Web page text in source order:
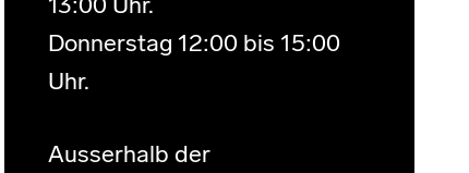
13:00 Uhr.
Donnerstag 12:00 bis 15:00
Uhr.
Ausserhalb der